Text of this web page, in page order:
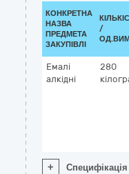
КОНКРЕТНА
НАЗВА
ПРЕДМЕТА
ЗАКУПІВЛІ
/
Емалі
алкідні
280
+ Специфікація